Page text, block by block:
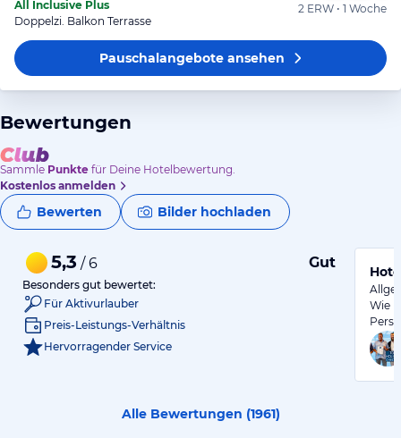
All Inclusive Plus
Doppelzi. Balkon Terrasse
2 ERW • 1 Woche
Pauschalangeboteansehen
Bewertungen
Sammle Punkte für Deine Hotelbewertung.
Kostenlos anmelden
Bewerten Bilder hochladen
5,3 / 6 Gut
Besonders gut bewertet:
Für Aktivurlauber
Preis-Leistungs-Verhältnis
Hervorragender Service
Wie
Alle Bewertungen (1961)